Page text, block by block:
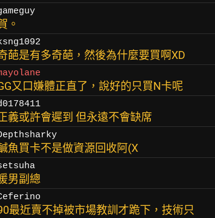
。
葩是有多奇葩，然後為什麼要買啊XD
又口嫌體正直了，說好的只買N卡呢
義或許會遲到 但永遠不會缺席
魚買卡不是做資源回收阿(X
男副總
最近賣不掉被市場教訓才跪下，技術只